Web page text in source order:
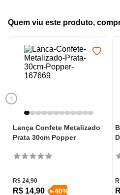
Quem viu este produto,
Lança Confete Metalizado
Prata 30cm Popper
R$ 24,90
R$ 14,90 -40%